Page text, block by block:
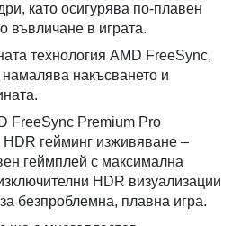
като осигурява по-плавен
въвличане в играта.
технология AMD FreeSync,
накъсването и
FreeSync Premium Pro
HDR гейминг изживяване –
геймплей с максимална
HDR визуализации
безпроблемна, плавна игра.